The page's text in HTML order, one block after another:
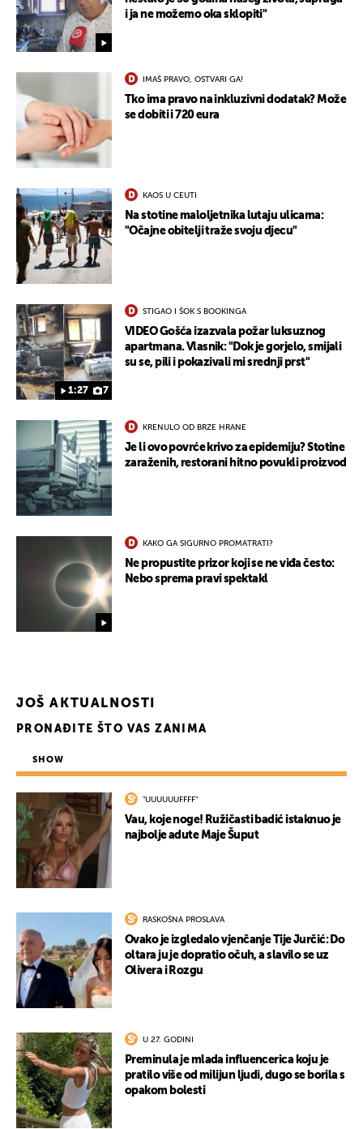
i ja ne možemo oka sklopiti"
IMAŠ PRAVO, OSTVARI GA!
Tko ima pravo na inkluzivni dodatak? Može
se dobiti i 720 eura
KAOS U CEUTI
Na stotine maloljetnika lutaju ulicama:
"Očajne obitelji traže svoju djecu"
1:27 7
STIGAO I ŠOK S BOOKINGA
VIDEO Gošća izazvala požar luksuznog
apartmana. Vlasnik: "Dok je gorjelo, smijali
su se, pili i pokazivali mi srednji prst"
KRENULO OD BRZE HRANE
Je li ovo povrće krivo za epidemiju? Stotine
zaraženih, restorani hitno povukli proizvod
KAKO GA SIGURNO PROMATRATI?
Ne propustite prizor koji se ne viđa često:
Nebo sprema pravi spektakl
JOŠ AKTUALNOSTI
PRONAĐITE ŠTO VAS ZANIMA
SHOW
"UUUUUUFFFF"
Vau, koje noge! Ružičasti badić istaknuo je
najbolje adute Maje Šuput
RASKOŠNA PROSLAVA
Ovako je izgledalo vjenčanje Tije Jurčić: Do
oltara ju je dopratio očuh, a slavilo se uz
Olivera i Rozgu
U 27. GODINI
Preminula je mlada influencerica koju je
pratilo više od milijun ljudi, dugo se borila s
opakom bolesti
UKLJUČITE NOTIFIKACIJE